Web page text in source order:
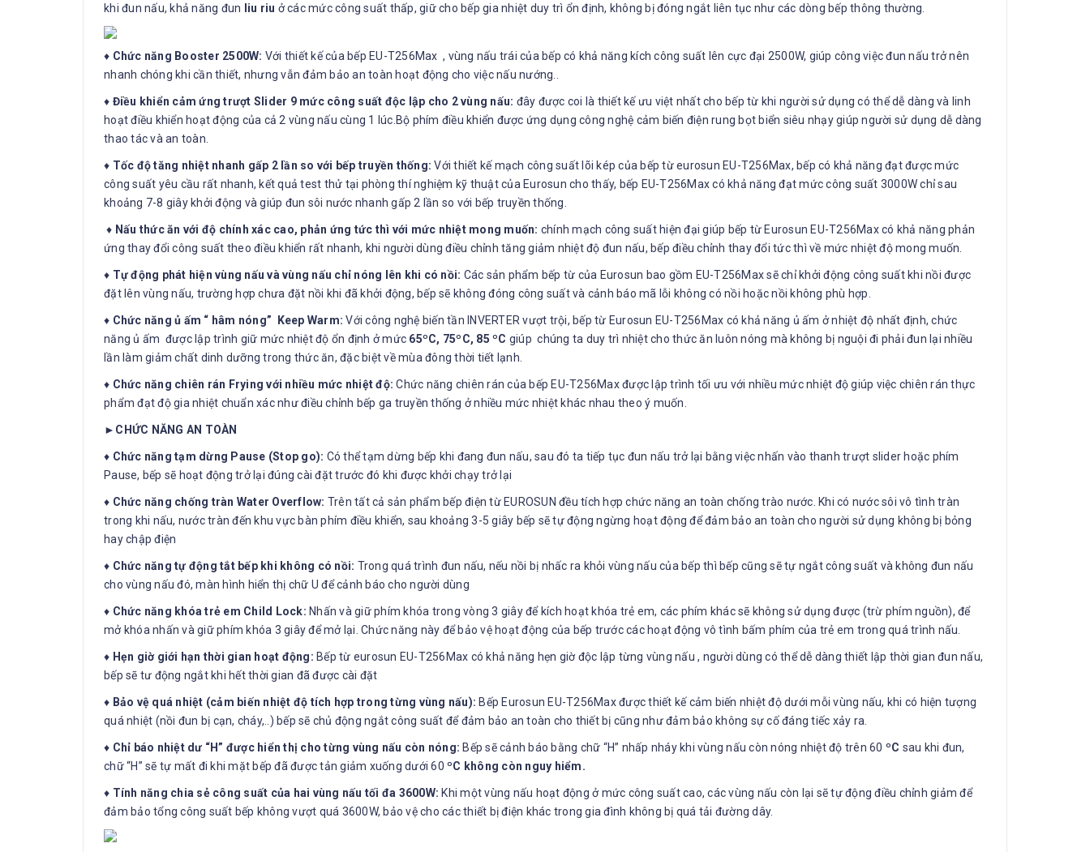
khi đun nấu, khả năng đun
liu riu ở các mức công suất thấp, giữ cho bếp gia nhiệt duy trì ổn định, không bị đóng ngắt liên tục như các dòng bếp thông thường.
♦ Chức năng Booster 2500W: Với thiết kế của bếp EU-T256Max , vùng nấu trái của bếp có khả năng kích công suất lên cực đại 2500W, giúp công việc đun nấu trở nên
nhanh chóng khi cần thiết, nhưng vẫn đảm bảo an toàn hoạt động cho việc nấu nướng..
♦ Điều khiển cảm ứng trượt Slider 9 mức công suất độc lập cho 2 vùng nấu: đây được coi là thiết kế ưu việt nhất cho bếp từ khi người sử dụng có thể dễ dàng và linh
hoạt điều khiển hoạt động của cả 2 vùng nấu cùng 1 lúc.Bộ phím điều khiển được ứng dụng công nghệ cảm biến điện rung bọt biển siêu nhạy giúp người sử dụng dễ dàng
thao tác và an toàn.
♦ Tốc độ tăng nhiệt nhanh gấp 2 lần so với bếp truyền thống: Với thiết kế mạch công suất lõi kép của bếp từ eurosun EU-T256Max, bếp có khả năng đạt được mức
công suất yêu cầu rất nhanh, kết quả test thử tại phòng thí nghiệm kỹ thuật của Eurosun cho thấy, bếp EU-T256Max có khả năng đạt mức công suất 3000W chỉ sau
khoảng 7-8 giây khởi động và giúp đun sôi nước nhanh gấp 2 lần so với bếp truyền thống.
♦ Nấu thức ăn với độ chính xác cao, phản ứng tức thì với mức nhiệt mong muốn: chính mạch công suất hiện đại giúp bếp từ Eurosun EU-T256Max có khả năng phản
ứng thay đổi công suất theo điều khiển rất nhanh, khi người dùng điều chỉnh tăng giảm nhiệt độ đun nấu, bếp điều chỉnh thay đổi tức thì về mức nhiệt độ mong muốn.
♦ Tự động phát hiện vùng nấu và vùng nấu chỉ nóng lên khi có nồi: Các sản phẩm bếp từ của Eurosun bao gồm EU-T256Max sẽ chỉ khởi động công suất khi nồi được
đặt lên vùng nấu, trường hợp chưa đặt nồi khi đã khởi động, bếp sẽ không đóng công suất và cảnh báo mã lỗi không có nồi hoặc nồi không phù hợp.
♦ Chức năng ủ ấm “ hâm nóng” Keep Warm: Với công nghệ biến tần INVERTER vượt trội, bếp từ Eurosun EU-T256Max có khả năng ủ ấm ở nhiệt độ nhất định, chức
năng ủ ấm được lập trình giữ mức nhiệt độ ổn định ở mức 65ºC, 75ºC, 85 ºC giúp chúng ta duy trì nhiệt cho thức ăn luôn nóng mà không bị nguội đi phải đun lại nhiều
lần làm giảm chất dinh dưỡng trong thức ăn, đặc biệt về mùa đông thời tiết lạnh.
♦ Chức năng chiên rán Frying với nhiều mức nhiệt độ: Chức năng chiên rán của bếp EU-T256Max được lập trình tối ưu với nhiều mức nhiệt độ giúp việc chiên rán thực
phẩm đạt độ gia nhiệt chuẩn xác như điều chỉnh bếp ga truyền thống ở nhiều mức nhiệt khác nhau theo ý muốn.
►CHỨC NĂNG AN TOÀN
♦ Chức năng tạm dừng Pause (Stop go): Có thể tạm dừng bếp khi đang đun nấu, sau đó ta tiếp tục đun nấu trở lại bằng việc nhấn vào thanh trượt slider hoặc phím
Pause, bếp sẽ hoạt động trở lại đúng cài đặt trước đó khi được khởi chạy trở lại
♦ Chức năng chống tràn Water Overflow: Trên tất cả sản phẩm bếp điện từ EUROSUN đều tích hợp chức năng an toàn chống trào nước. Khi có nước sôi vô tình tràn
trong khi nấu, nước tràn đến khu vực bàn phím điều khiển, sau khoảng 3-5 giây bếp sẽ tự động ngừng hoạt động để đảm bảo an toàn cho người sử dụng không bị bỏng
hay chập điện
♦ Chức năng tự động tắt bếp khi không có nồi: Trong quá trình đun nấu, nếu nồi bị nhấc ra khỏi vùng nấu của bếp thì bếp cũng sẽ tự ngắt công suất và không đun nấu
cho vùng nấu đó, màn hình hiển thị chữ U để cảnh báo cho người dùng
♦ Chức năng khóa trẻ em Child Lock: Nhấn và giữ phím khóa trong vòng 3 giây để kích hoạt khóa trẻ em, các phím khác sẽ không sử dụng được (trừ phím nguồn), để
mở khóa nhấn và giữ phím khóa 3 giây để mở lại. Chức năng này để bảo vệ hoạt động của bếp trước các hoạt động vô tình bấm phím của trẻ em trong quá trình nấu.
♦ Hẹn giờ giới hạn thời gian hoạt động: Bếp từ eurosun EU-T256Max có khả năng hẹn giờ độc lập từng vùng nấu , người dùng có thể dễ dàng thiết lập thời gian đun nấu,
bếp sẽ tư động ngắt khi hết thời gian đã được cài đặt
♦ Bảo vệ quá nhiệt (cảm biến nhiệt độ tích hợp trong từng vùng nấu): Bếp Eurosun EU-T256Max được thiết kế cảm biến nhiệt độ dưới mỗi vùng nấu, khi có hiện tượng
quá nhiệt (nồi đun bị cạn, cháy,..) bếp sẽ chủ động ngắt công suất để đảm bảo an toàn cho thiết bị cũng như đảm bảo không sự cố đáng tiếc xảy ra.
♦ Chỉ báo nhiệt dư “H” được hiển thị cho từng vùng nấu còn nóng: Bếp sẽ cảnh báo bằng chữ “H” nhấp nháy khi vùng nấu còn nóng nhiệt độ trên 60 ºC sau khi đun,
chữ “H” sẽ tự mất đi khi mặt bếp đã được tản giảm xuống dưới 60 ºC không còn nguy hiểm.
♦ Tính năng chia sẻ công suất của hai vùng nấu tối đa 3600W: Khi một vùng nấu hoạt động ở mức công suất cao, các vùng nấu còn lại sẽ tự động điều chỉnh giảm để
đảm bảo tổng công suất bếp không vượt quá 3600W, bảo vệ cho các thiết bị điện khác trong gia đình không bị quá tải đường dây.